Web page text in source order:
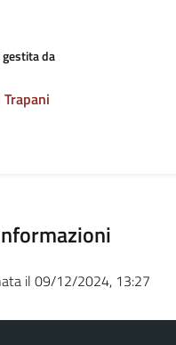
gestita da
il 09/12/2024, 13:27